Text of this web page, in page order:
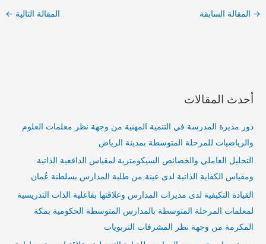
→ المقالة السابقة المقالة التالية ←
أحدث المقالات
دور مديرة المدرسة في التنمية المهنية من وجهة نظر معلمات العلوم
والرياضيات للمرحلة المتوسطة بمدينة الرياض
التحليل العاملي والخصائص السيكومترية لمقياس الدافعية الذاتية
ومقياس الكفاية الذاتية لدى عينة من طلبة المدارس بسلطنة عُمان
القيادة التكيفية لدى مديرات المدارس وعلاقتها بفاعلية الذات التدريسية
لمعلمات المرحلة المتوسطة بالمدارس المتوسطة الحكومية بمكة
المكرمة من وجهة نظر المشرفات التربويات